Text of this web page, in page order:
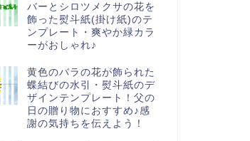
バーとシロツメクサの花を
飾った熨斗紙(掛け紙)のテ
ンプレート・爽やか緑カラ
ーがおしゃれ♪
黄色のバラの花が飾られた
蝶結びの水引・熨斗紙のデ
ザインテンプレート！父の
日の贈り物におすすめ♪感
謝の気持ちを伝えよう！